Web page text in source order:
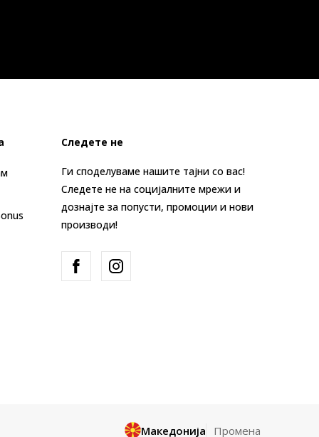
Следете не
Ги споделуваме нашите тајни со вас!
Следете не на социјалните мрежи и
дознајте за попусти, промоции и нови
производи!
Македонија Промена